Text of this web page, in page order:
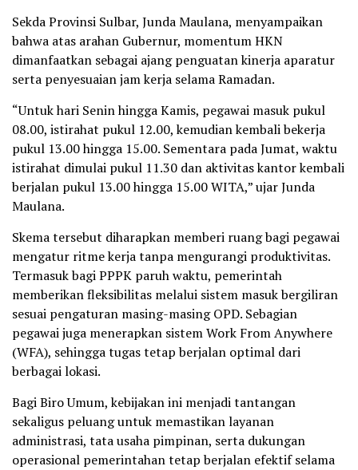
Sekda Provinsi Sulbar, Junda Maulana, menyampaikan
bahwa atas arahan Gubernur, momentum HKN
dimanfaatkan sebagai ajang penguatan kinerja aparatur
serta penyesuaian jam kerja selama Ramadan.
“Untuk hari Senin hingga Kamis, pegawai masuk pukul
08.00, istirahat pukul 12.00, kemudian kembali bekerja
pukul 13.00 hingga 15.00. Sementara pada Jumat, waktu
istirahat dimulai pukul 11.30 dan aktivitas kantor kembali
berjalan pukul 13.00 hingga 15.00 WITA,” ujar Junda
Maulana.
Skema tersebut diharapkan memberi ruang bagi pegawai
mengatur ritme kerja tanpa mengurangi produktivitas.
Termasuk bagi PPPK paruh waktu, pemerintah
memberikan fleksibilitas melalui sistem masuk bergiliran
sesuai pengaturan masing-masing OPD. Sebagian
pegawai juga menerapkan sistem Work From Anywhere
(WFA), sehingga tugas tetap berjalan optimal dari
berbagai lokasi.
Bagi Biro Umum, kebijakan ini menjadi tantangan
sekaligus peluang untuk memastikan layanan
administrasi, tata usaha pimpinan, serta dukungan
operasional pemerintahan tetap berjalan efektif selama